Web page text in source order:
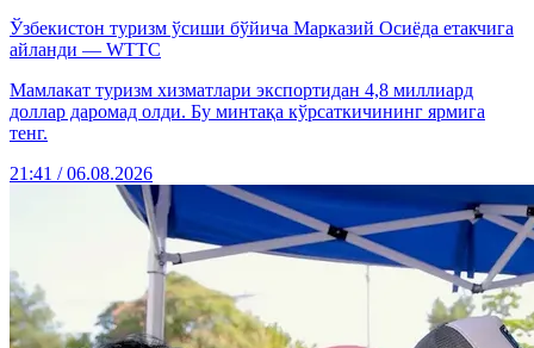
Ўзбекистон туризм ўсиши бўйича Марказий Осиёда етакчига
айланди — WTTC
Мамлакат туризм хизматлари экспортидан 4,8 миллиард
доллар даромад олди. Бу минтақа кўрсаткичининг ярмига
тенг.
21:41 / 06.08.2026